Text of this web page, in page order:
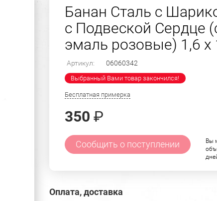
Банан Сталь с
с Подвеской Сердце
эмаль розовые) 1,6 х
Артикул: 06060342
Выбранный Вами товар закончился!
Бесплатная примерка
350 ₽
Сообщить о поступлении
Вы
Оплата, доставка